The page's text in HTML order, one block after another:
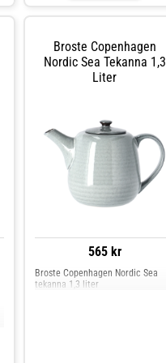
Broste Copenhagen
Nordic Sea Tekanna 1,3
Liter
565 kr
Broste Copenhagen Nordic Sea
tekanna 1,3 liter